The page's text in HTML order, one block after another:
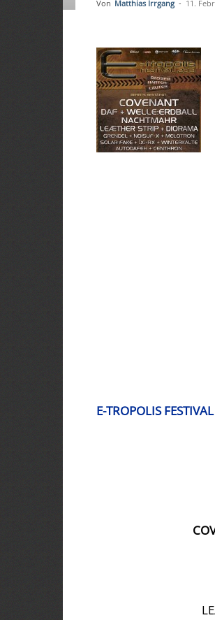
Von Matthias Irrgang - 11.
E-TROPOLIS